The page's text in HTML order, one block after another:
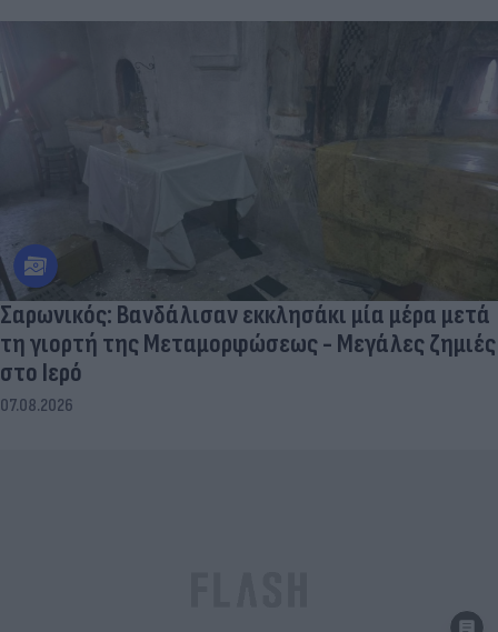
Σαρωνικός: Βανδάλισαν εκκλησάκι μία μέρα μετά
τη γιορτή της Μεταμορφώσεως - Μεγάλες ζημιές
στο Ιερό
07.08.2026